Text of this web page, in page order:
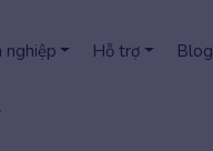
Hỗ trợ Blog